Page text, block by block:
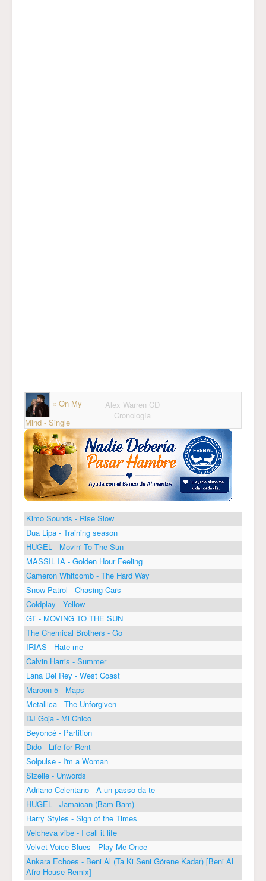
« On My
Mind - Single
Alex Warren CD
Cronología
Kimo Sounds - Rise Slow
Dua Lipa - Training season
HUGEL - Movin' To The Sun
MASSIL IA - Golden Hour Feeling
Cameron Whitcomb - The Hard Way
Snow Patrol - Chasing Cars
Coldplay - Yellow
GT - MOVING TO THE SUN
The Chemical Brothers - Go
IRIAS - Hate me
Calvin Harris - Summer
Lana Del Rey - West Coast
Maroon 5 - Maps
Metallica - The Unforgiven
DJ Goja - Mi Chico
Beyoncé - Partition
Dido - Life for Rent
Solpulse - I'm a Woman
Sizelle - Unwords
Adriano Celentano - A un passo da te
HUGEL - Jamaican (Bam Bam)
Harry Styles - Sign of the Times
Velcheva vibe - I call it life
Velvet Voice Blues - Play Me Once
Ankara Echoes - Beni Al (Ta Ki Seni Görene Kadar) [Beni Al
Afro House Remix]